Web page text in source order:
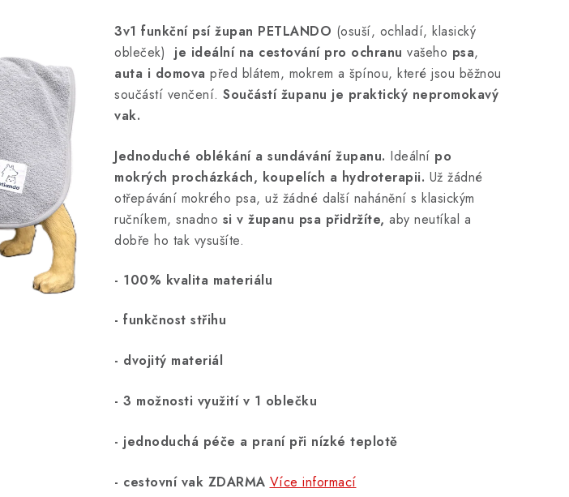
3v1 funkční psí župan PETLANDO (osuší, ochladí, klasický
obleček) je ideální na cestování pro ochranu vašeho psa,
auta i domova před blátem, mokrem a špínou, které jsou běžnou
součástí venčení. Součástí županu je praktický nepromokavý
vak.
Jednoduché oblékání a sundávání županu. Ideální po
mokrých procházkách, koupelích a hydroterapii. Už žádné
otřepávání mokrého psa, už žádné další nahánění s klasickým
ručníkem, snadno si v županu psa přidržíte, aby neutíkal a
dobře ho tak vysušíte.
- 100% kvalita materiálu
- funkčnost střihu
- dvojitý materiál
- 3 možnosti využití v 1 oblečku
- jednoduchá péče a praní při nízké teplotě
- cestovní vak ZDARMA Více informací